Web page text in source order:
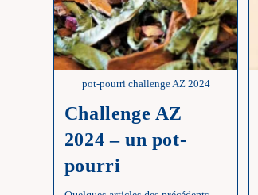
pot-pourri challenge AZ 2024
Challenge AZ
2024 – un pot-
pourri